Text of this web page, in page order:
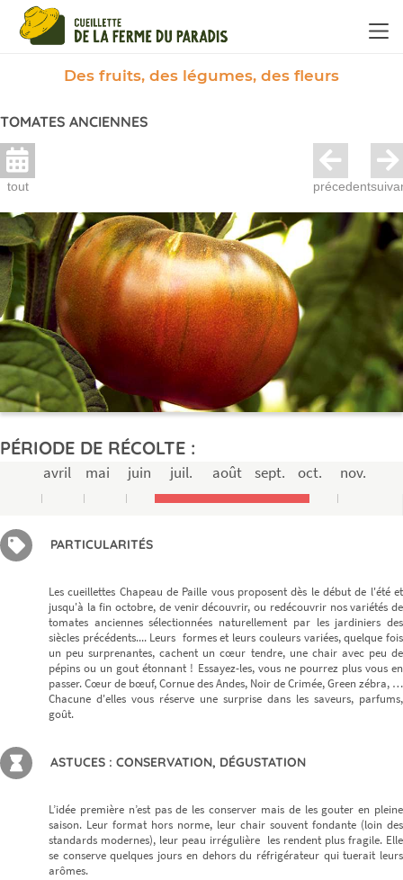
Des fruits, des légumes, des fleurs
TOMATES ANCIENNES
tout précedent
PÉRIODE DE RÉCOLTE :
avril mai juin juil. août sept. oct. nov.
PARTICULARITÉS
Les cueillettes Chapeau de Paille vous proposent dès le début de l'été et
jusqu'à la fin octobre, de venir découvrir, ou redécouvrir nos variétés de
tomates anciennes sélectionnées naturellement par les jardiniers des
siècles précédents.... Leurs formes et leurs couleurs variées, quelque fois
un peu surprenantes, cachent un cœur tendre, une chair avec peu de
pépins ou un gout étonnant ! Essayez-les, vous ne pourrez plus vous en
passer. Cœur de bœuf, Cornue des Andes, Noir de Crimée, Green zébra, …
Chacune d'elles vous réserve une surprise dans les saveurs, parfums,
goût.
ASTUCES : CONSERVATION, DÉGUSTATION
L’idée première n’est pas de les conserver mais de les gouter en pleine
saison. Leur format hors norme, leur chair souvent fondante (loin des
standards modernes), leur peau irrégulière les rendent plus fragile. Elle
se conserve quelques jours en dehors du réfrigérateur qui tuerait leurs
arômes.
Ne ratez plus rien,
Abonnez-vous à notre newsletter
Panneau de gestion des cookies